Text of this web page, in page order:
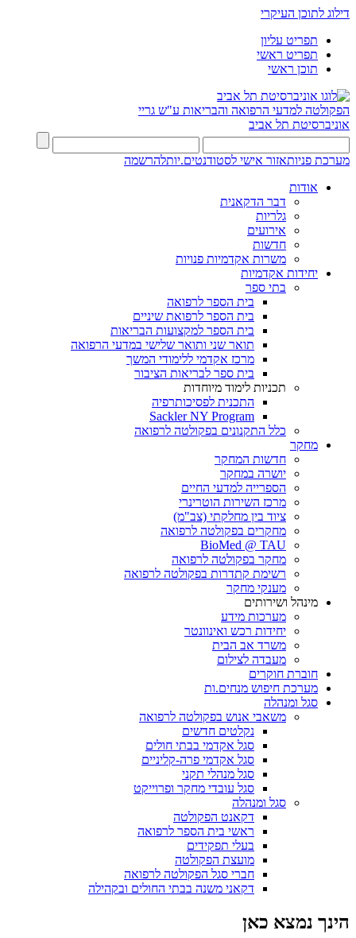
דילוג לתוכן העיקרי
תפריט עליון
תפריט ראשי
תוכן ראשי
הפקולטה למדעי הרפואה והבריאות ע"ש גריי
אוניברסיטת תל אביב
מערכת פניותאזור אישי לסטודנטים.יותלהרשמה
אודות
דבר הדקאנית
גלריות
אירועים
חדשות
משרות אקדמיות פנויות
יחידות אקדמיות
בתי ספר
בית הספר לרפואה
בית הספר לרפואת שיניים
בית הספר למקצועות הבריאות
תואר שני ותואר שלישי במדעי הרפואה
מרכז אקדמי ללימודי המשך
בית ספר לבריאות הציבור
תכניות לימוד מיוחדות
התכנית לפסיכותרפיה
Sackler NY Program
כלל התקנונים בפקולטה לרפואה
מחקר
חדשות המחקר
יושרה במחקר
הספרייה למדעי החיים
מרכז השירות הוטרינרי
ציוד בין מחלקתי (צב"מ)
מחקרים בפקולטה לרפואה
BioMed @ TAU
מחקר בפקולטה לרפואה
רשימת קתדרות בפקולטה לרפואה
מענקי מחקר
מינהל ושירותים
מערכות מידע
יחידות רכש ואינוונטר
משרד אב הבית
מעבדה לצילום
חוברת חוקרים
מערכת חיפוש מנחים.ות
סגל ומנהלה
משאבי אנוש בפקולטה לרפואה
נקלטים חדשים
סגל אקדמי בבתי חולים
סגל אקדמי פרה-קליניים
סגל מנהלי תקני
סגל עובדי מחקר ופרוייקט
סגל ומנהלה
דקאנט הפקולטה
ראשי בית הספר לרפואה
בעלי תפקידים
מועצת הפקולטה
חברי סגל הפקולטה לרפואה
דקאני משנה בבתי החולים ובקהילה
הינך נמצא כאן